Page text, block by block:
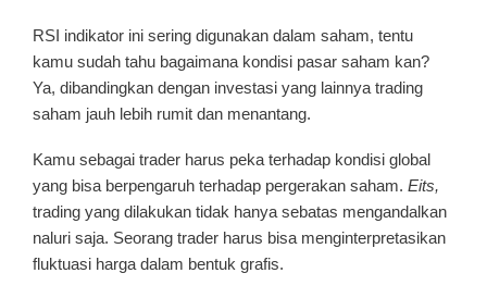
RSI indikator ini sering digunakan dalam saham, tentu
kamu sudah tahu bagaimana kondisi pasar saham kan?
Ya, dibandingkan dengan investasi yang lainnya trading
saham jauh lebih rumit dan menantang.
Kamu sebagai trader harus peka terhadap kondisi global
yang bisa berpengaruh terhadap pergerakan saham. Eits,
trading yang dilakukan tidak hanya sebatas mengandalkan
naluri saja. Seorang trader harus bisa menginterpretasikan
fluktuasi harga dalam bentuk grafis.